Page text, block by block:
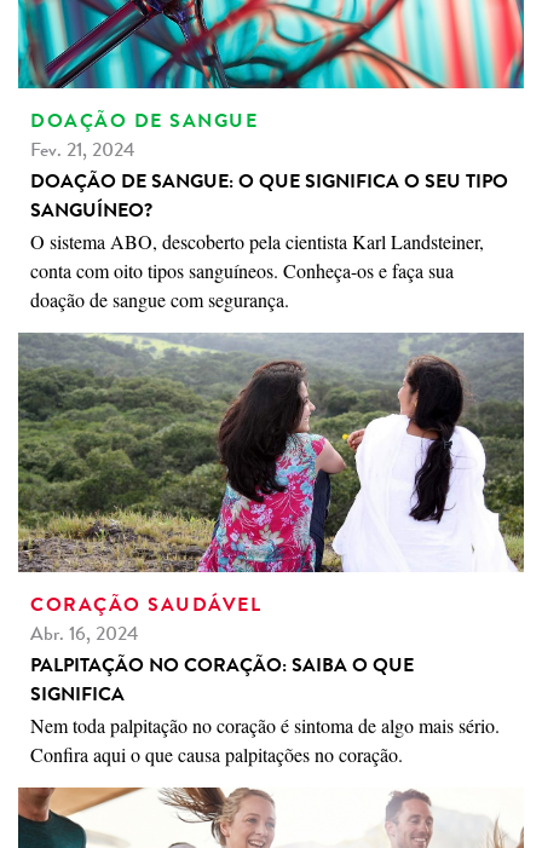
DOAÇÃO DE SANGUE
Fev. 21, 2024
DOAÇÃO DE SANGUE: O QUE SIGNIFICA O SEU TIPO
SANGUÍNEO?
O sistema ABO, descoberto pela cientista Karl Landsteiner,
conta com oito tipos sanguíneos. Conheça-os e faça sua
doação de sangue com segurança.
CORAÇÃO SAUDÁVEL
Abr. 16, 2024
PALPITAÇÃO NO CORAÇÃO: SAIBA O QUE
SIGNIFICA
Nem toda palpitação no coração é sintoma de algo mais sério.
Confira aqui o que causa palpitações no coração.